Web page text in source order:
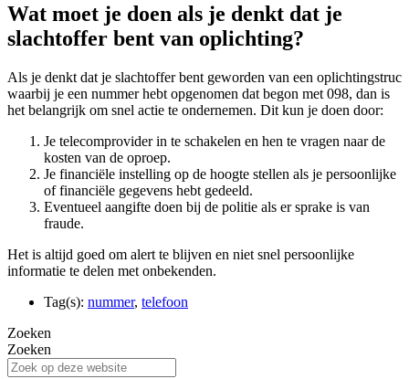
Wat moet je doen als je denkt dat je
slachtoffer bent van oplichting?
Als je denkt dat je slachtoffer bent geworden van een oplichtingstruc
waarbij je een nummer hebt opgenomen dat begon met 098, dan is
het belangrijk om snel actie te ondernemen. Dit kun je doen door:
Je telecomprovider in te schakelen en hen te vragen naar de
kosten van de oproep.
Je financiële instelling op de hoogte stellen als je persoonlijke
of financiële gegevens hebt gedeeld.
Eventueel aangifte doen bij de politie als er sprake is van
fraude.
Het is altijd goed om alert te blijven en niet snel persoonlijke
informatie te delen met onbekenden.
Tag(s): nummer, telefoon
Zoeken
Zoeken